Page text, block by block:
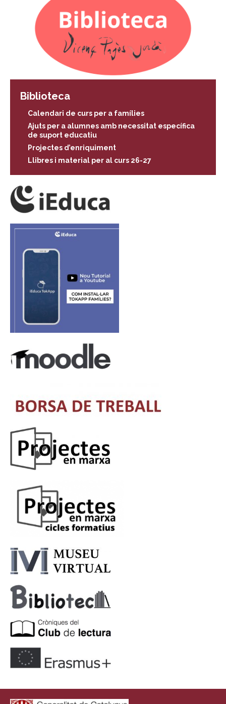
Biblioteca
Calendari de curs per a famílies
Ajuts per a alumnes amb necessitat específica
de suport educatiu
Projectes d’enriquiment
Llibres i material per al curs 26-27